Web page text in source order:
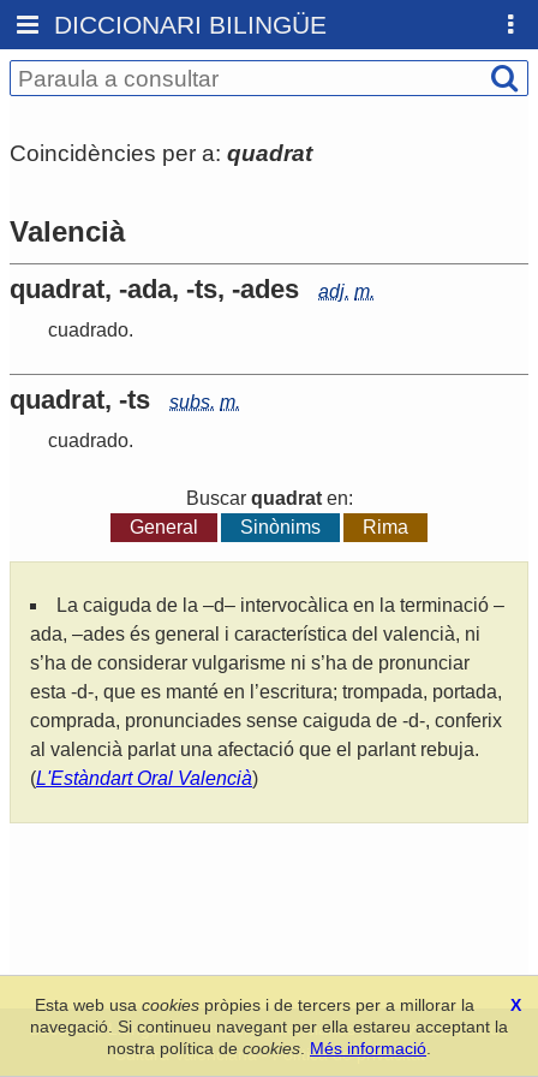
DICCIONARI BILINGÜE
Coincidències per a: quadrat
Valencià
quadrat, -ada, -ts, -ades adj. m.
cuadrado.
quadrat, -ts subs. m.
cuadrado.
Buscar quadraten:
General
Sinònims Rima
La caiguda de la –d– intervocàlica en la terminació –
ada, –ades és general i característica del valencià, ni
s’ha de considerar vulgarisme ni s’ha de pronunciar
esta -d-, que es manté en l’escritura; trompada, portada,
comprada, pronunciades sense caiguda de -d-, conferix
al valencià parlat una afectació que el parlant rebuja.
(L'Estàndart Oral Valencià)
Secció de Llengua i Lliteratura Valencianes-Real Acadèmia de
Cultura Valenciana-Política de privacitat
X
Esta web usacookies pròpies i de tercers per a millorar la
navegació. Si continueu navegant per ella estareu acceptant la
nostra política de cookies Més informació